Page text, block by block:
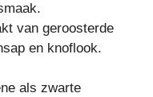
van geroosterde
en knoflook.
als zwarte